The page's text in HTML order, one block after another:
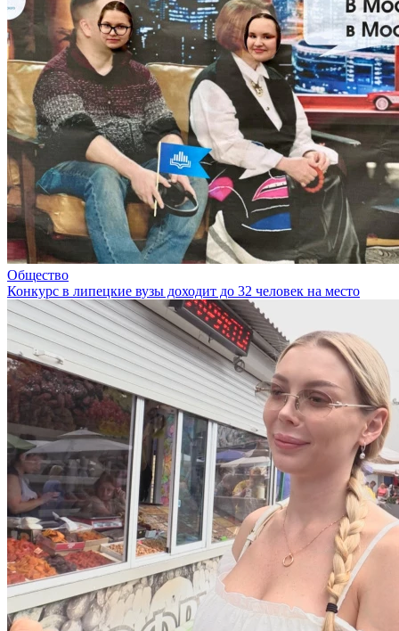
Общество
Конкурс в липецкие вузы доходит до 32 человек на место